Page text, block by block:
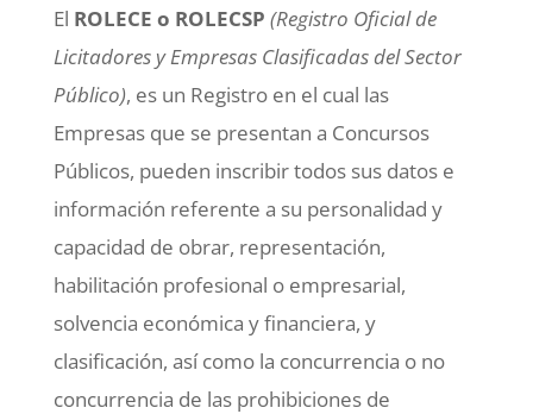
El ROLECE o ROLECSP (Registro Oficial de
Licitadores y Empresas Clasificadas del Sector
Público), es un Registro en el cual las
Empresas que se presentan a Concursos
Públicos, pueden inscribir todos sus datos e
información referente a su personalidad y
capacidad de obrar, representación,
habilitación profesional o empresarial,
solvencia económica y financiera, y
clasificación, así como la concurrencia o no
concurrencia de las prohibiciones de